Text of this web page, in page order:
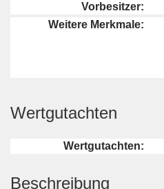
Vorbesitzer:
Weitere Merkmale:
Wertgutachten
Wertgutachten:
Beschreibung